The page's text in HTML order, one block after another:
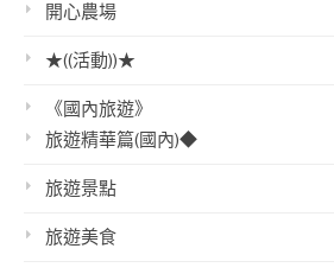
開心農場
★((活動))★
《國內旅遊》
旅遊精華篇(國內)◆
旅遊景點
旅遊美食